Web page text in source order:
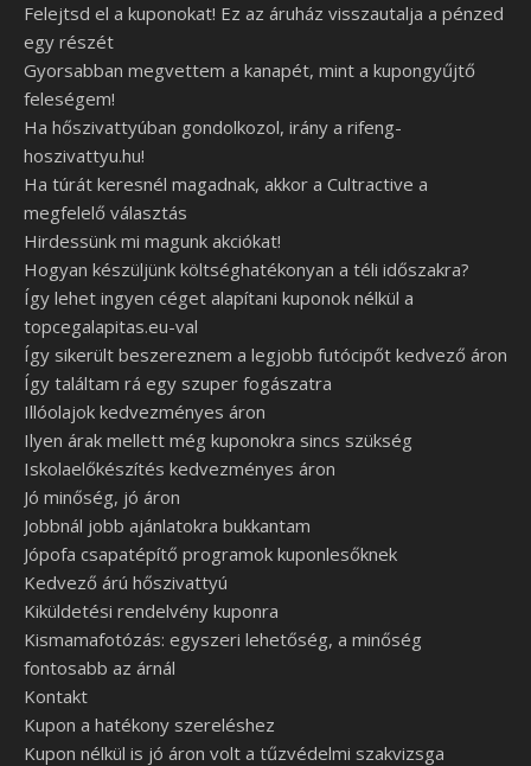
Felejtsd el a kuponokat! Ez az áruház visszautalja a pénzed
egy részét
Gyorsabban megvettem a kanapét, mint a kupongyűjtő
feleségem!
Ha hőszivattyúban gondolkozol, irány a rifeng-
hoszivattyu.hu!
Ha túrát keresnél magadnak, akkor a Cultractive a
megfelelő választás
Hirdessünk mi magunk akciókat!
Hogyan készüljünk költséghatékonyan a téli időszakra?
Így lehet ingyen céget alapítani kuponok nélkül a
topcegalapitas.eu-val
Így sikerült beszereznem a legjobb futócipőt kedvező áron
Így találtam rá egy szuper fogászatra
Illóolajok kedvezményes áron
Ilyen árak mellett még kuponokra sincs szükség
Iskolaelőkészítés kedvezményes áron
Jó minőség, jó áron
Jobbnál jobb ajánlatokra bukkantam
Jópofa csapatépítő programok kuponlesőknek
Kedvező árú hőszivattyú
Kiküldetési rendelvény kuponra
Kismamafotózás: egyszeri lehetőség, a minőség
fontosabb az árnál
Kontakt
Kupon a hatékony szereléshez
Kupon nélkül is jó áron volt a tűzvédelmi szakvizsga